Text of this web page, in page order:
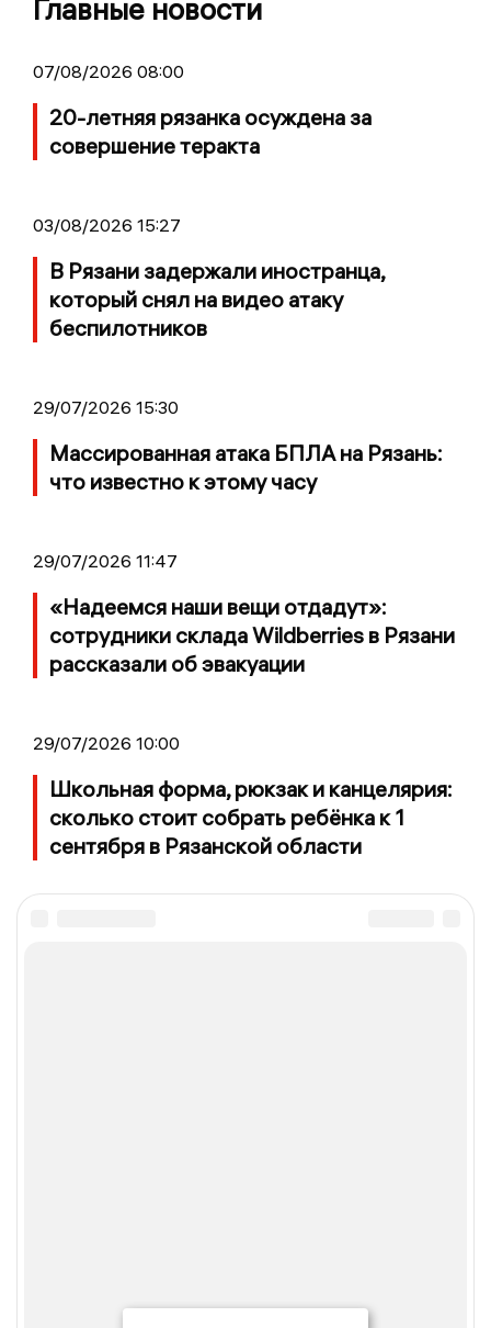
Главные новости
07/08/2026 08:00
20-летняя рязанка осуждена за
совершение теракта
03/08/2026 15:27
В Рязани задержали иностранца,
который снял на видео атаку
беспилотников
29/07/2026 15:30
Массированная атака БПЛА на Рязань:
что известно к этому часу
29/07/2026 11:47
«Надеемся наши вещи отдадут»:
сотрудники склада Wildberries в Рязани
рассказали об эвакуации
29/07/2026 10:00
Школьная форма, рюкзак и канцелярия:
сколько стоит собрать ребёнка к 1
сентября в Рязанской области